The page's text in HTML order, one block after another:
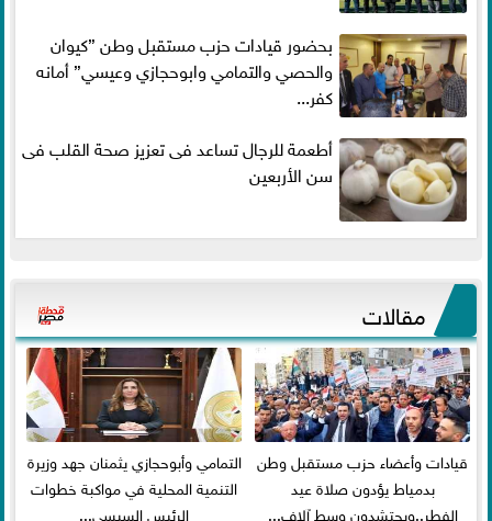
بحضور قيادات حزب مستقبل وطن ”كيوان
والحصي والتمامي وابوحجازي وعيسي” أمانه
كفر...
أطعمة للرجال تساعد فى تعزيز صحة القلب فى
سن الأربعين
مقالات
قيادات وأعضاء حزب مستقبل وطن
بدمياط يؤدون صلاة عيد
الفطر..ويحتشدون وسط آلاف...
التمامي وأبوحجازي يثمنان جهد وزيرة
التنمية المحلية في مواكبة خطوات
الرئيس السيسي...